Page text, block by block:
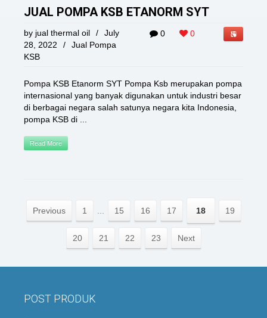
JUAL POMPA KSB ETANORM SYT
0 0
by jual thermal oil /
July
28, 2022
/
Jual Pompa
KSB
Pompa KSB Etanorm SYT Pompa Ksb merupakan pompa
internasional yang banyak digunakan untuk industri besar
di berbagai negara salah satunya negara kita Indonesia,
pompa KSB di ...
Read More
Previous 1 15 16 17 18 19
20 21 22 23 Next
POST PRODUK